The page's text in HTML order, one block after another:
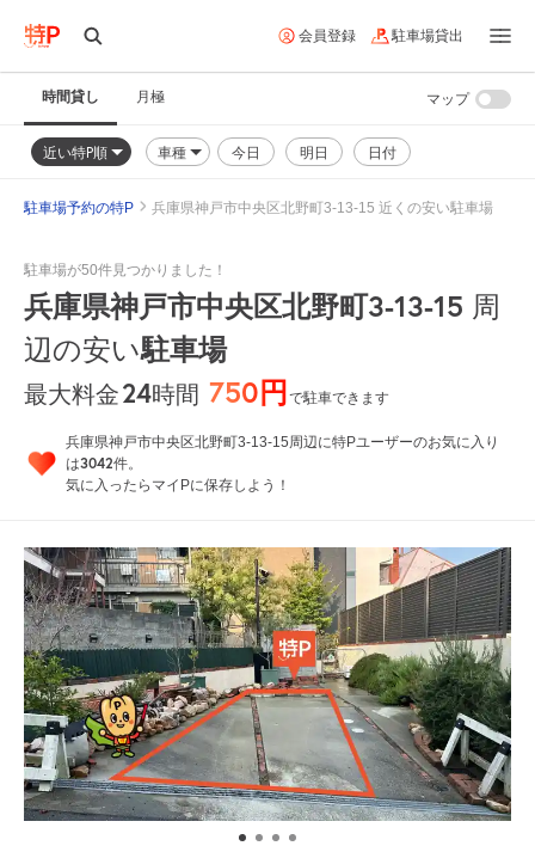
会員登録 駐車場貸出
時間貸し 月極
近い特P順 車種 今日 明日 日付
マップ
駐車場予約の特P 兵庫県神戸市中央区北野町3-13-15 近くの安い駐車場
駐車場が50件見つかりました！
兵庫県神戸市中央区北野町3-13-15 周
辺の安い駐車場
最大料金24時間 750円で駐車できます
兵庫県神戸市中央区北野町3-13-15周辺に特Pユーザーのお気に入り
は3042件。
気に入ったらマイPに保存しよう！